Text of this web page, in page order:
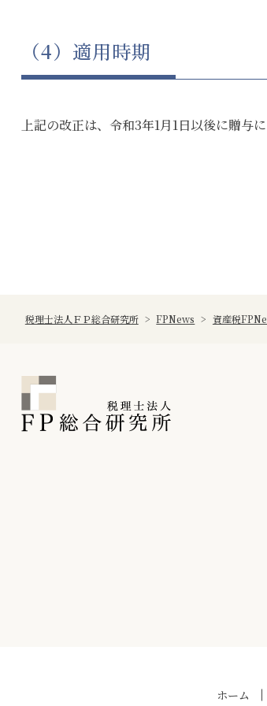
（4）適用時期
上記の改正は、令和3年1月1日以後に贈与
税理士法人ＦＰ総合研究所 > FPNews > 資産税
ホーム